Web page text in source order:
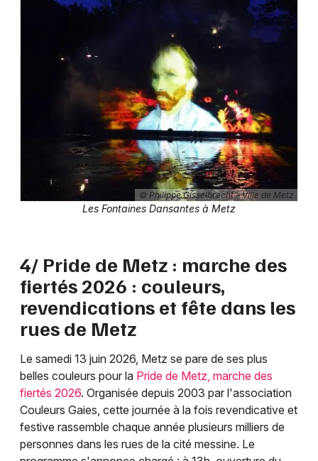
© Philippe Gisselbrecht – Ville de Metz
Les Fontaines Dansantes à Metz
4/ Pride de Metz : marche des
fiertés 2026 : couleurs,
revendications et fête dans les
rues de Metz
Le samedi 13 juin 2026, Metz se pare de ses plus
belles couleurs pour la Pride de Metz, marche des
fiertés 2026. Organisée depuis 2003 par l'association
Couleurs Gaies, cette journée à la fois revendicative et
festive rassemble chaque année plusieurs milliers de
personnes dans les rues de la cité messine. Le